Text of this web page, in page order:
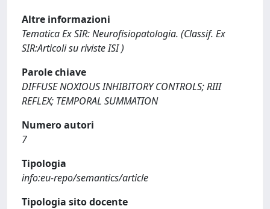
Altre informazioni
Tematica Ex SIR: Neurofisiopatologia. (Classif. Ex
SIR:Articoli su riviste ISI )
Parole chiave
DIFFUSE NOXIOUS INHIBITORY CONTROLS; RIII
REFLEX; TEMPORAL SUMMATION
Numero autori
7
Tipologia
info:eu-repo/semantics/article
Tipologia sito docente